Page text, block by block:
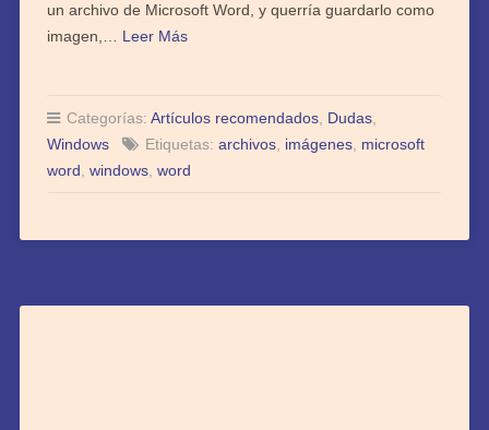
un archivo de Microsoft Word, y querría guardarlo como
imagen,… Leer Más
Categorías: Artículos recomendados, Dudas,
Windows
Etiquetas: archivos, imágenes, microsoft
word windows, word